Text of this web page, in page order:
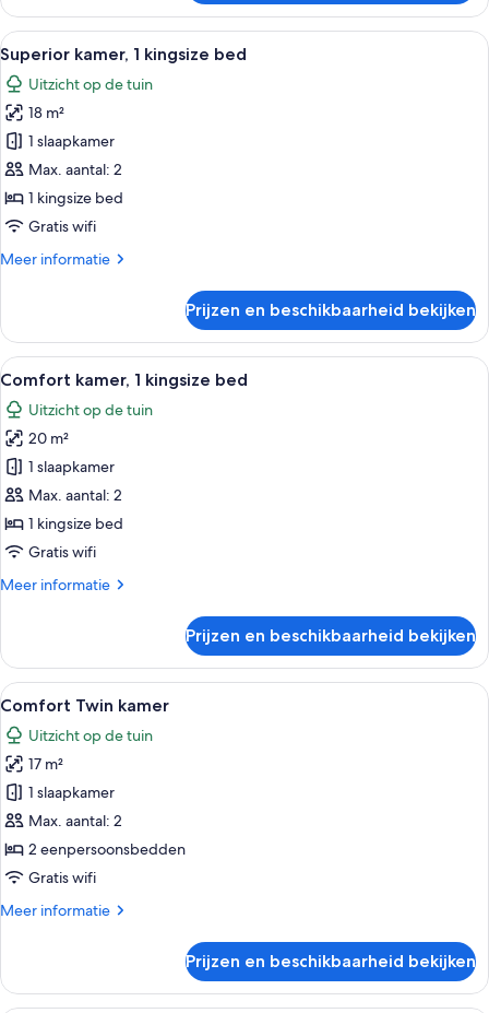
Twin
kamer,
2
eenpersoonsbedden
Alle
foto's
voor
Superior
kamer,
1
kingsize
bed
Een moderne hotelkamer met een
13
Superior kamer, 1 kingsize bed
Uitzicht op de tuin
18 m²
1 slaapkamer
Max. aantal: 2
1 kingsize bed
Gratis wifi
Meer informatie
Meer
kamer,
kingsize
bed
Prijzen en beschikbaarheid bekijken
Alle
foto's
voor
Comfort
kamer,
1
kingsize
bed
Een hotelkamer met een bed, een
16
Comfort kamer, 1 kingsize bed
Uitzicht op de tuin
20 m²
1 slaapkamer
Max. aantal: 2
1 kingsize bed
Gratis wifi
Meer informatie
Meer
kamer,
kingsize
bed
Prijzen en beschikbaarheid bekijken
Alle
foto's
voor
Comfort
Twin
kamer
laden
Een hotelkamer met een groot bed,
14
Comfort Twin kamer
Uitzicht op de tuin
17 m²
1 slaapkamer
Max. aantal: 2
2 eenpersoonsbedden
Gratis wifi
Meer informatie
Meer
Twin
kamer
Prijzen en beschikbaarheid bekijken